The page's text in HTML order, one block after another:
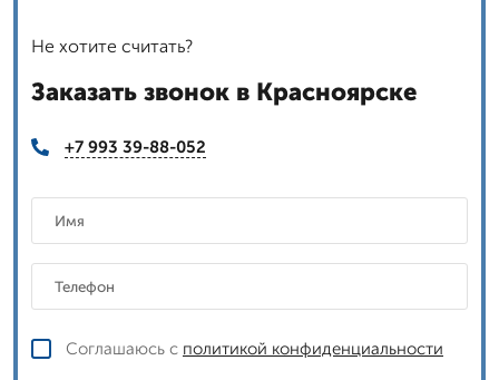
Не хотите считать?
Заказать звонок в Красноярске
+7 993 39-88-052
Соглашаюсь с политикой конфиденциальности